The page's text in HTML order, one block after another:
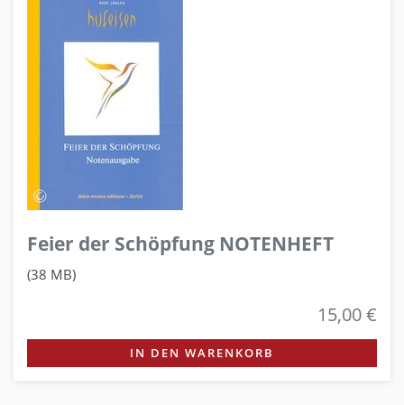
Feier der Schöpfung NOTENHEFT
(38 MB)
15,00 €
IN DEN WARENKORB